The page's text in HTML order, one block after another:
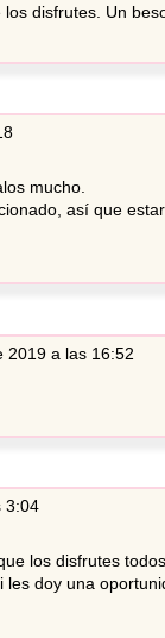
disfrutes. Un
mucho.
así que
2019 a las 16:52
3:04
los disfrutes
doy una